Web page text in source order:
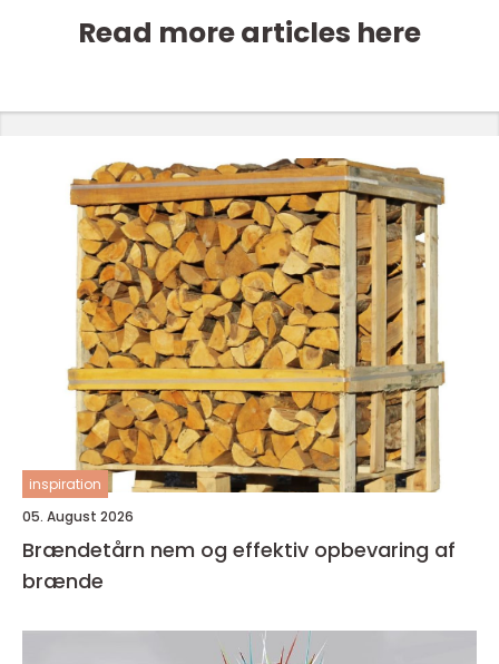
Read more articles here
inspiration
05. August 2026
Brændetårn nem og effektiv opbevaring af
brænde